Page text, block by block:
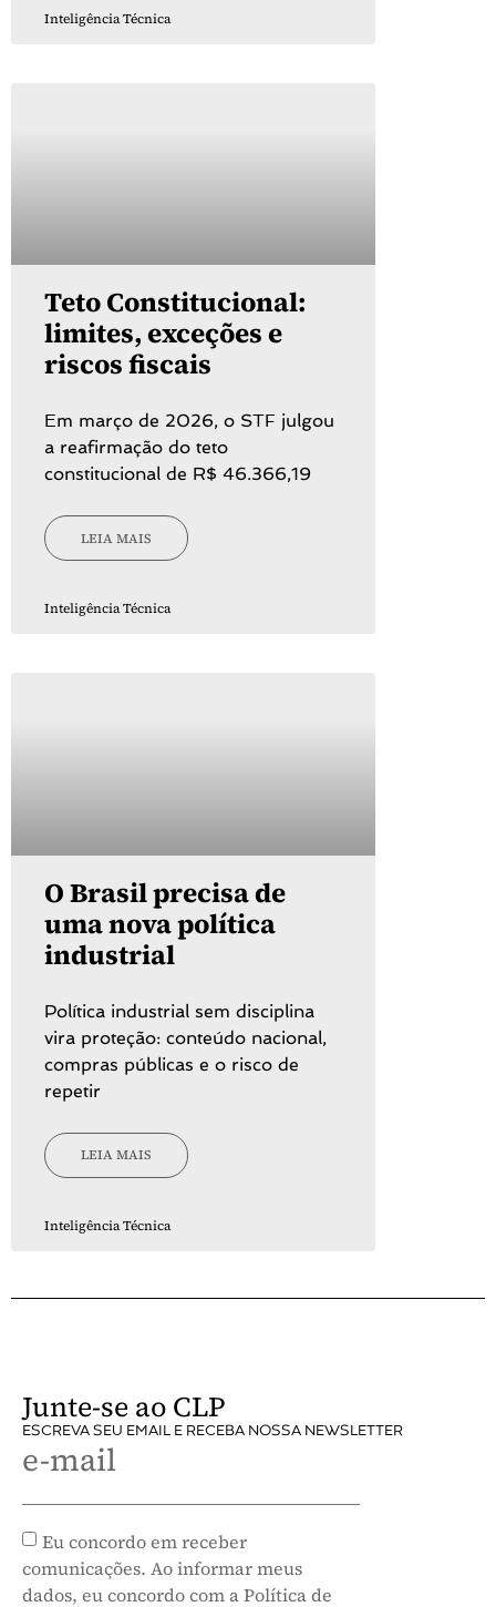
Inteligência Técnica
Teto Constitucional:
limites, exceções e
riscos fiscais
Em março de 2026, o STF julgou
a reafirmação do teto
constitucional de R$ 46.366,19
LEIA MAIS
Inteligência Técnica
O Brasil precisa de
uma nova política
industrial
Política industrial sem disciplina
vira proteção: conteúdo nacional,
compras públicas e o risco de
repetir
LEIA MAIS
Inteligência Técnica
Junte-se ao CLP
ESCREVA SEU EMAIL E RECEBA NOSSA NEWSLETTER
e-mail
Eu concordo em receber
comunicações. Ao informar meus
dados, eu concordo com a Política de